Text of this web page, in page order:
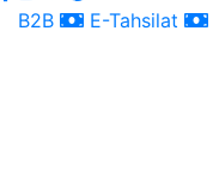
B2B E-Tahsilat